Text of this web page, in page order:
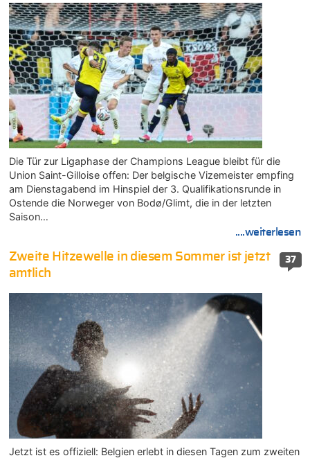
Die Tür zur Ligaphase der Champions League bleibt für die
Union Saint-Gilloise offen: Der belgische Vizemeister empfing
am Dienstagabend im Hinspiel der 3. Qualifikationsrunde in
Ostende die Norweger von Bodø/Glimt, die in der letzten
Saison…
....weiterlesen
37
Zweite Hitzewelle in diesem Sommer ist jetzt
amtlich
Jetzt ist es offiziell: Belgien erlebt in diesen Tagen zum zweiten